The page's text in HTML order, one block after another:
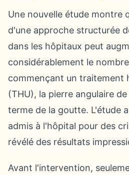
Une nouvelle étude montre
d'une approche structurée
dans les hôpitaux peut
considérablement le
commençant un traitement
(THU), la pierre angulaire
terme de la goutte. L'étude
admis à l'hôpital pour des
révélé des résultats
Avant l'intervention,